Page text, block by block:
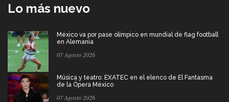
Lo más nuevo
México va por pase olímpico en mundial de flag football
en Alemania
07 Agosto 2026
Música y teatro: EXATEC en el elenco de El Fantasma
de la Ópera México
07 Agosto 2026